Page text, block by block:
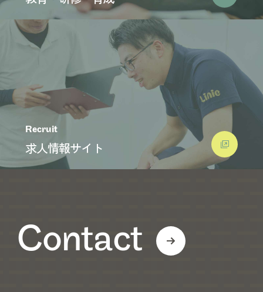
Recruit
求人情報サイト
Contact